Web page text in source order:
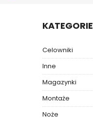
KATEGORIE
Celowniki
Inne
Magazynki
Montaże
Noże